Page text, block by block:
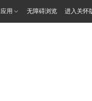
应用 无障碍浏览 进入关怀